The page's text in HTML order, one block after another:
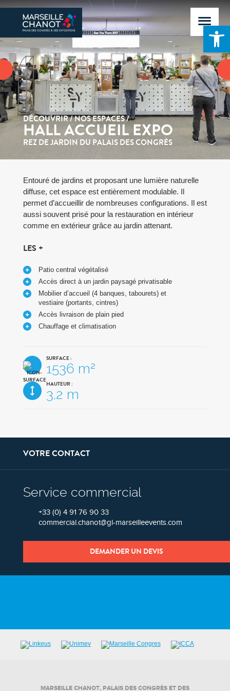
Ouvrir
DÉCOUVRIR NOS ESPACES
HALL ACCUEIL EXPO
REZ DE JARDIN DU PALAIS DES CONGRÈS
Entouré de jardins et proposant une lumière naturelle
diffuse, cet espace est entièrement modulable. Il
permet d’accueillir de nombreuses configurations. Il est
aussi souvent prisé pour la restauration en intérieur
comme en extérieur grâce au jardin attenant.
LES +
Patio central végétalisé
Accès direct à un jardin paysagé privatisable
Mobilier d’accueil (4 banques, tabourets) et
vestiaire (portants, cintres)
Accès livraison de plain pied
Chauffage et climatisation
SURFACE :
1536 m²
HAUTEUR :
3,2 m
VOTRE CONTACT
Service commercial
+33 (0) 4 91 76 90 33
commercial.chanot@gl-marseilleevents.com
DEMANDER UN DEVIS
MARSEILLE CHANOT, PALAIS DES CONGRÈS ET DES